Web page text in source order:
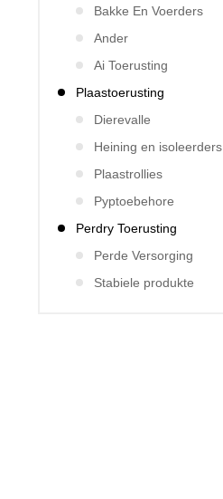
Bakke En Voerders
Ander
Ai Toerusting
Plaastoerusting
Dierevalle
Heining en isoleerders
Plaastrollies
Pyptoebehore
Perdry Toerusting
Perde Versorging
Stabiele produkte